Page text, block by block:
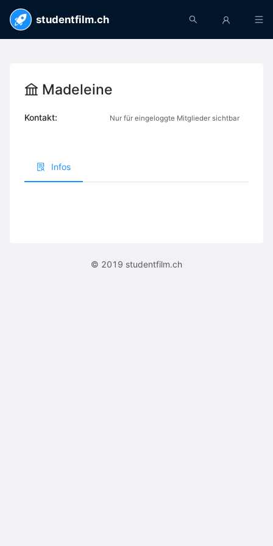
studentfilm.ch
Madeleine
Kontakt: Nur für eingeloggte Mitglieder sichtbar
Infos
© 2019 studentfilm.ch